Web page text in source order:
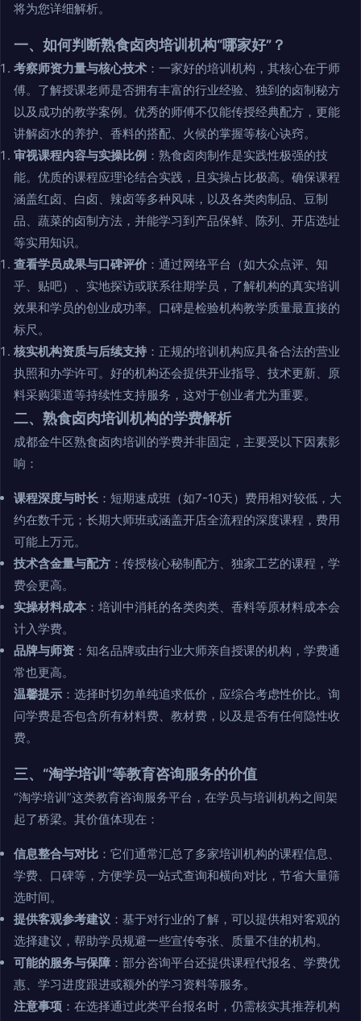
将为您详细解析。
一、如何判断熟食卤肉培训机构“哪家好”？
考察师资力量与核心技术 ：一家好的培训机构，其核心在于师
傅。了解授课老师是否拥有丰富的行业经验、独到的卤制秘方
以及成功的教学案例。优秀的师傅不仅能传授经典配方，更能
讲解卤水的养护、香料的搭配、火候的掌握等核心诀窍。
审视课程内容与实操比例 ：熟食卤肉制作是实践性极强的技
能。优质的课程应理论结合实践，且实操占比极高。确保课程
涵盖红卤、白卤、辣卤等多种风味，以及各类肉制品、豆制
品、蔬菜的卤制方法，并能学习到产品保鲜、陈列、开店选址
等实用知识。
查看学员成果与口碑评价 ：通过网络平台（如大众点评、知
乎、贴吧）、实地探访或联系往期学员，了解机构的真实培训
效果和学员的创业成功率。口碑是检验机构教学质量最直接的
标尺。
核实机构资质与后续支持 ：正规的培训机构应具备合法的营业
执照和办学许可。好的机构还会提供开业指导、技术更新、原
料采购渠道等持续性支持服务，这对于创业者尤为重要。
二、熟食卤肉培训机构的学费解析
成都金牛区熟食卤肉培训的学费并非固定，主要受以下因素影
响：
课程深度与时长 ：短期速成班（如7-10天）费用相对较低，大
约在数千元；长期大师班或涵盖开店全流程的深度课程，费用
可能上万元。
技术含金量与配方 ：传授核心秘制配方、独家工艺的课程，学
费会更高。
实操材料成本 ：培训中消耗的各类肉类、香料等原材料成本会
计入学费。
品牌与师资 ：知名品牌或由行业大师亲自授课的机构，学费通
常也更高。
温馨提示 ：选择时切勿单纯追求低价，应综合考虑性价比。询
问学费是否包含所有材料费、教材费，以及是否有任何隐性收
费。
三、“淘学培训”等教育咨询服务的价值
“淘学培训”这类教育咨询服务平台，在学员与培训机构之间架
起了桥梁。其价值体现在：
信息整合与对比 ：它们通常汇总了多家培训机构的课程信息、
学费、口碑等，方便学员一站式查询和横向对比，节省大量筛
选时间。
提供客观参考建议 ：基于对行业的了解，可以提供相对客观的
选择建议，帮助学员规避一些宣传夸张、质量不佳的机构。
可能的服务与保障 ：部分咨询平台还提供课程代报名、学费优
惠、学习进度跟进或额外的学习资料等服务。
注意事项 ：在选择通过此类平台报名时，仍需核实其推荐机构